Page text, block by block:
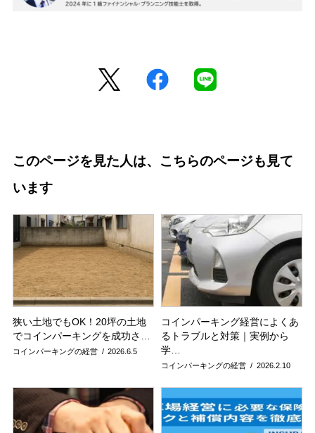
このページを見た人は、こちらのページも見て
います
狭い土地でもOK！20坪の土地
でコインパーキングを成功さ…
2026.6.5
コインパーキングの経営
コインパーキング経営によくあ
るトラブルと対策｜実例から
学…
2026.2.10
コインパーキングの経営